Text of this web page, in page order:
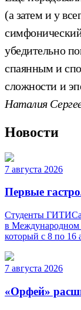
(а затем и у
убедительно
спаянным и
сложности и
Наталия
Новости
7 августа 2026
Первые
Студенты ГИТИСа
в Международном
который с 8 по 16
7 августа 2026
«Орфей»